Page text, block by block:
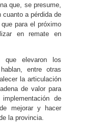
que, se presume,
a pérdida de
para el próximo
en remate en
que elevaron los
entre otras
la articulación
de valor para
de
mejorar y hacer
la provincia.